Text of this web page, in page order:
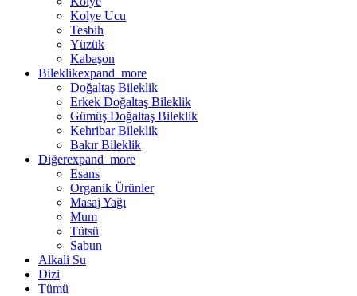
Kolye Ucu
Tesbih
Yüzük
Kabaşon
Bileklikexpand_more
Doğaltaş Bileklik
Erkek Doğaltaş Bileklik
Gümüş Doğaltaş Bileklik
Kehribar Bileklik
Bakır Bileklik
Diğerexpand_more
Esans
Organik Ürünler
Masaj Yağı
Mum
Tütsü
Sabun
Alkali Su
Dizi
Tümü